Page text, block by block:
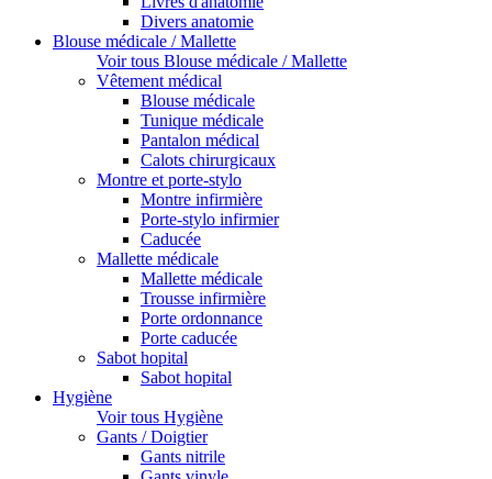
Divers anatomie
Blouse médicale / Mallette
Voir tous Blouse médicale / Mallette
Vêtement médical
Blouse médicale
Tunique médicale
Pantalon médical
Calots chirurgicaux
Montre et porte-stylo
Montre infirmière
Porte-stylo infirmier
Caducée
Mallette médicale
Mallette médicale
Trousse infirmière
Porte ordonnance
Porte caducée
Sabot hopital
Sabot hopital
Hygiène
Voir tous Hygiène
Gants / Doigtier
Gants nitrile